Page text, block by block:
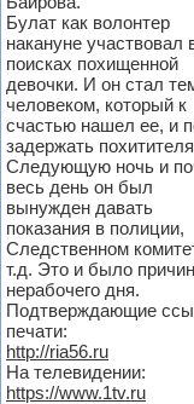
Булат как волонтер
накануне участвовал
поисках похищенной
девочки. И он стал
человеком, который к
счастью нашел ее, и
задержать
Следующую ночь и
весь день он был
вынужден давать
показания в полиции,
Следственном
т.д. Это и было
нерабочего дня.
Подтверждающие
печати:
http://ria56.ru
На телевидении:
https://www.1tv.ru